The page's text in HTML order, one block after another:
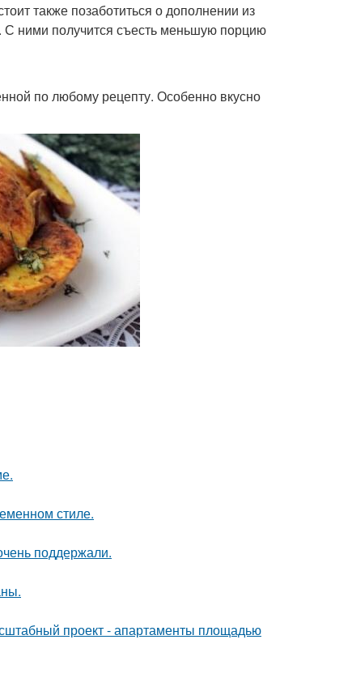
также позаботиться о дополнении из
ними получится съесть меньшую порцию
по любому рецепту. Особенно вкусно
стиле.
поддержали.
проект - апартаменты площадью